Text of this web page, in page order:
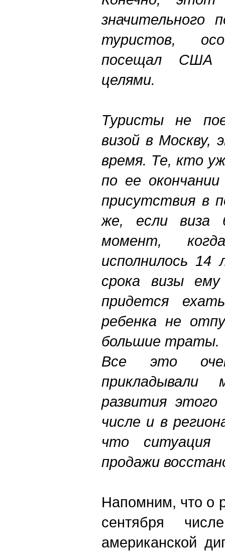
значительного
туристов,
посещал США
целями.
Туристы не
визой в
время. Те, кто
по ее
присутствия в
же, если виза
момент,
исполнилось
срока визы
придется
ребенка не
большие траты.
Все это
развития
числе и в
что ситуация
продажи
Напомним, что о
сентября
американской